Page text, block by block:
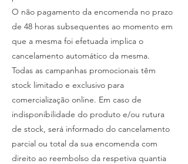
O não pagamento da encomenda no prazo
de 48 horas subsequentes ao momento em
que a mesma foi efetuada implica o
cancelamento automático da mesma.
Todas as campanhas promocionais têm
stock limitado e exclusivo para
comercialização online. Em caso de
indisponibilidade do produto e/ou rutura
de stock, será informado do cancelamento
parcial ou total da sua encomenda com
direito ao reembolso da respetiva quantia